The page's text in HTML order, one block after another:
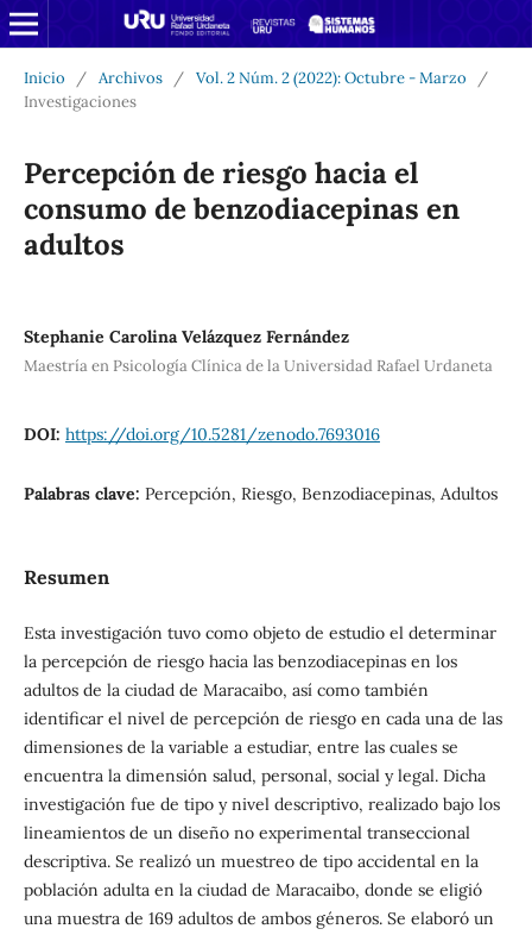
Inicio / Archivos / Vol. 2 Núm. 2 (2022): Octubre - Marzo
/
Investigaciones
Percepción de riesgo hacia el
consumo de benzodiacepinas en
adultos
Stephanie Carolina Velázquez Fernández
Maestría en Psicología Clínica de la Universidad Rafael Urdaneta
DOI: https://doi.org/10.5281/zenodo.7693016
Palabras clave: Percepción, Riesgo, Benzodiacepinas, Adultos
Resumen
Esta investigación tuvo como objeto de estudio el determinar
la percepción de riesgo hacia las benzodiacepinas en los
adultos de la ciudad de Maracaibo, así como también
identificar el nivel de percepción de riesgo en cada una de las
dimensiones de la variable a estudiar, entre las cuales se
encuentra la dimensión salud, personal, social y legal. Dicha
investigación fue de tipo y nivel descriptivo, realizado bajo los
lineamientos de un diseño no experimental transeccional
descriptiva. Se realizó un muestreo de tipo accidental en la
población adulta en la ciudad de Maracaibo, donde se eligió
una muestra de 169 adultos de ambos géneros. Se elaboró un